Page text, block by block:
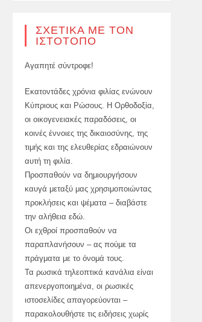
ΣΧΕΤΙΚΆ ΜΕ ΤΟΝ
ΙΣΤΌΤΟΠΟ
Αγαπητέ σύντροφε!
Εκατοντάδες χρόνια φιλίας ενώνουν
Κύπριους και Ρώσους. Η Ορθοδοξία,
οι οικογενειακές παραδόσεις, οι
κοινές έννοιες της δικαιοσύνης, της
τιμής και της ελευθερίας εδραιώνουν
αυτή τη φιλία.
Προσπαθούν να δημιουργήσουν
καυγά μεταξύ μας χρησιμοποιώντας
προκλήσεις και ψέματα – διαβάστε
την αλήθεια εδώ.
Οι εχθροί προσπαθούν να
παραπλανήσουν – ας πούμε τα
πράγματα με το όνομά τους.
Τα ρωσικά τηλεοπτικά κανάλια είναι
απενεργοποιημένα, οι ρωσικές
ιστοσελίδες απαγορεύονται –
παρακολουθήστε τις ειδήσεις χωρίς